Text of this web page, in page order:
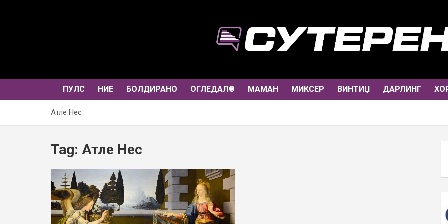
ПУЛС НИЕ БОЛДИРАНО ОГЛЕДАЛО МАМАН МИКСЕР ВИНТИЏ ДАРЛИНГ
Атле Нес
Tag: Атле Нес